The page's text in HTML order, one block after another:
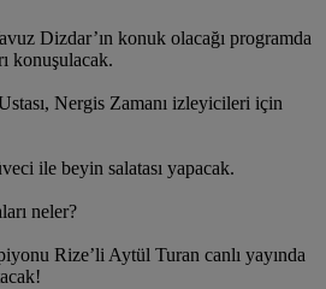
Dizdar’ın konuk olacağı programda
konuşulacak.
Ustası, Nergis Zamanı izleyicileri için
ile beyin salatası yapacak.
neler?
Rize’li Aytül Turan canlı yayında